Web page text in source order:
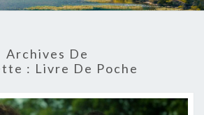
Archives De
: Livre De Poche